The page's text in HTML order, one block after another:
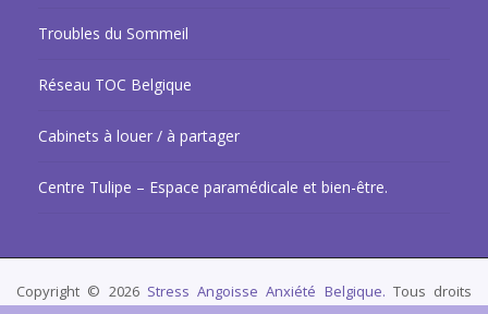
Troubles du Sommeil
Réseau TOC Belgique
Cabinets à louer / à partager
Centre Tulipe – Espace paramédicale et bien-être.
Copyright © 2026 Stress Angoisse Anxiété Belgique. Tous droits